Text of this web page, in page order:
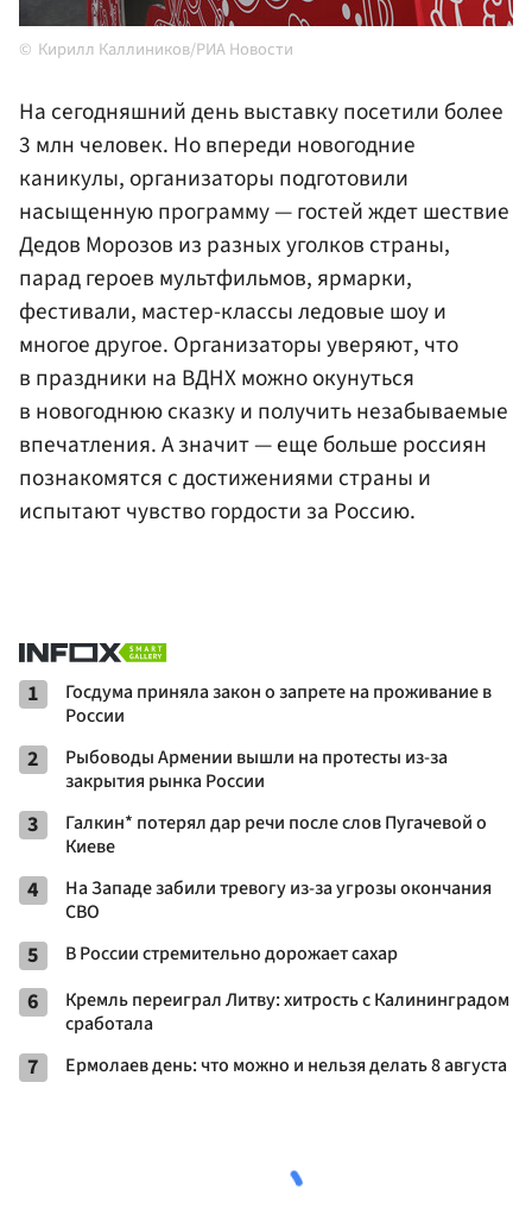
Кирилл Каллиников/РИА Новости
На сегодняшний день выставку посетили более
3 млн человек. Но впереди новогодние
каникулы, организаторы подготовили
насыщенную программу — гостей ждет шествие
Дедов Морозов из разных уголков страны,
парад героев мультфильмов, ярмарки,
фестивали, мастер-классы ледовые шоу и
многое другое. Организаторы уверяют, что
в праздники на ВДНХ можно окунуться
в новогоднюю сказку и получить незабываемые
впечатления. А значит — еще больше россиян
познакомятся с достижениями страны и
испытают чувство гордости за Россию.
1
Госдума приняла закон о запрете на проживание в
России
2
Рыбоводы Армении вышли на протесты из-за
закрытия рынка России
3
Галкин* потерял дар речи после слов Пугачевой о
Киеве
4
На Западе забили тревогу из-за угрозы окончания
СВО
5 В России стремительно дорожает сахар
6
Кремль переиграл Литву: хитрость с Калининградом
сработала
7 Ермолаев день: что можно и нельзя делать 8 августа